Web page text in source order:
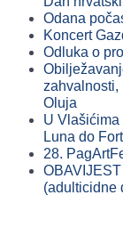
Odana
Koncert
Odluka o
zahvalnosti,
Oluja
U Vlašićima
Luna do
28.
(adulticidne